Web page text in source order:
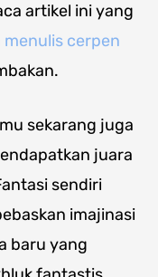
artikel ini yang
menulis cerpen
sekarang juga
juara
sendiri
imajinasi
baru yang